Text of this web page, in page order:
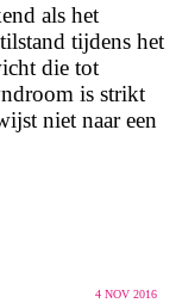
als het
tijdens het
die tot
is strikt
niet naar een
4 NOV 2016